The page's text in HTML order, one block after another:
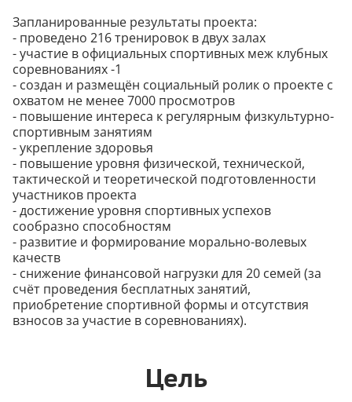
Запланированные результаты проекта:
- проведено 216 тренировок в двух залах
- участие в официальных спортивных меж клубных
соревнованиях -1
- создан и размещён социальный ролик о проекте с
охватом не менее 7000 просмотров
- повышение интереса к регулярным физкультурно-
спортивным занятиям
- укрепление здоровья
- повышение уровня физической, технической,
тактической и теоретической подготовленности
участников проекта
- достижение уровня спортивных успехов
сообразно способностям
- развитие и формирование морально-волевых
качеств
- снижение финансовой нагрузки для 20 семей (за
счёт проведения бесплатных занятий,
приобретение спортивной формы и отсутствия
взносов за участие в соревнованиях).
Цель